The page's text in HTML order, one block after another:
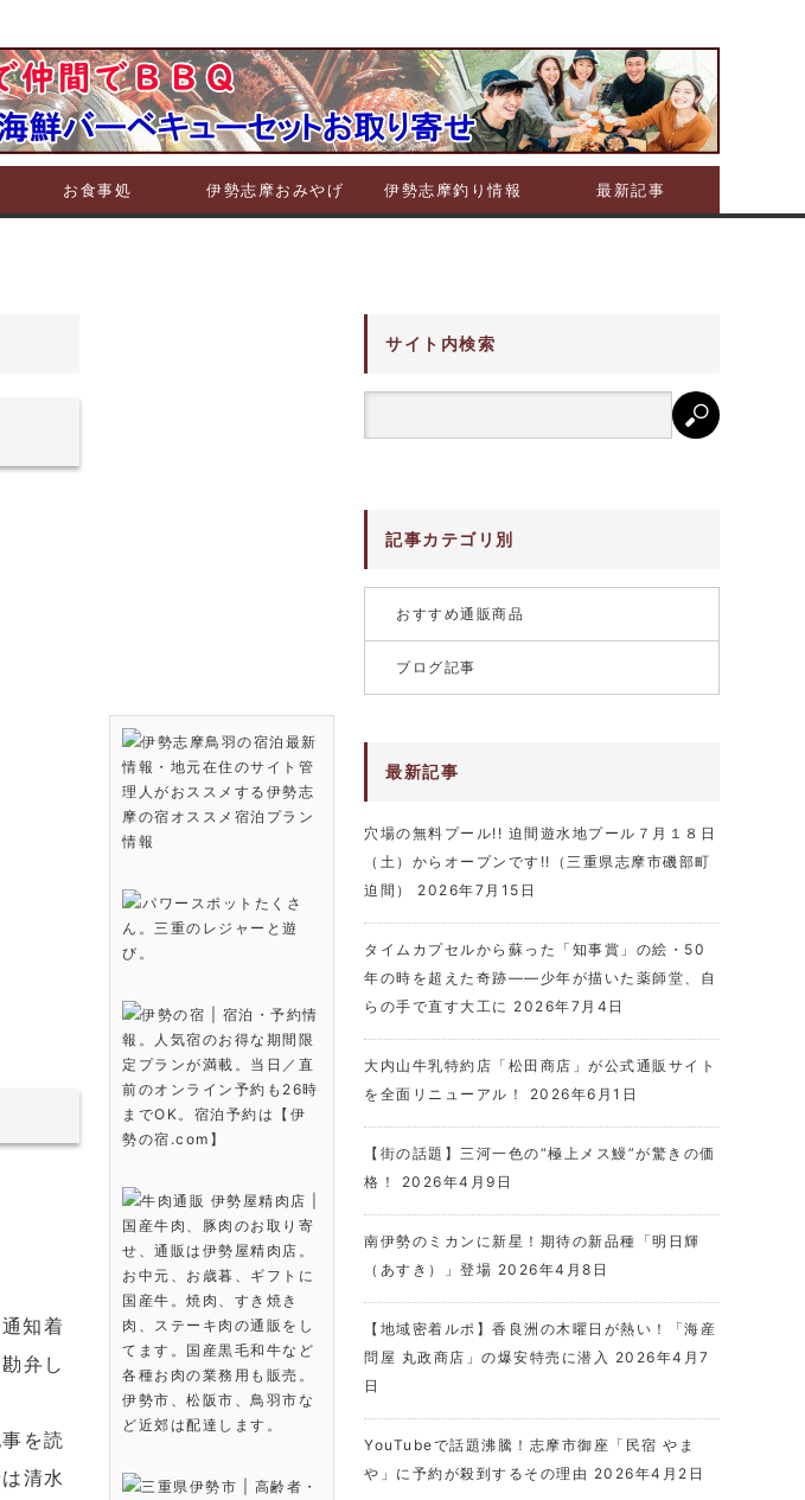
お食事処 伊勢志摩おみやげ 伊勢志摩釣り情報 最新記事
知着
弁し
を読
清水
伊勢志摩鳥羽の宿泊最新
情報・地元在住のサイト管
理人がおススメする伊勢志
摩の宿オススメ宿泊プラン
情報
パワースポットたくさ
ん。三重のレジャーと遊
び。
伊勢の宿 | 宿泊・予約情
報。人気宿のお得な期間限
定プランが満載。当日／直
前のオンライン予約も26時
までOK。宿泊予約は【伊
勢の宿.com】
牛肉通販 伊勢屋精肉店 |
国産牛肉、豚肉のお取り寄
せ、通販は伊勢屋精肉店。
お中元、お歳暮、ギフトに
国産牛。焼肉、すき焼き
肉、ステーキ肉の通販をし
てます。国産黒毛和牛など
各種お肉の業務用も販売。
伊勢市、松阪市、鳥羽市な
ど近郊は配達します。
三重県伊勢市 | 高齢者・
サイト内検索
記事カテゴリ別
おすすめ通販商品
ブログ記事
最新記事
穴場の無料プール!! 迫間遊水地プール７月１８日
（土）からオープンです!!（三重県志摩市磯部町
迫間）
2026年7月15日
タイムカプセルから蘇った「知事賞」の絵・50
年の時を超えた奇跡――少年が描いた薬師堂、自
らの手で直す大工に 2026年7月4日
大内山牛乳特約店「松田商店」が公式通販サイト
を全面リニューアル！
2026年6月1日
【街の話題】三河一色の“極上メス鰻”が驚きの価
格！
2026年4月9日
南伊勢のミカンに新星！期待の新品種「明日輝
（あすき）」登場 2026年4月8日
【地域密着ルポ】香良洲の木曜日が熱い！「海産
問屋 丸政商店」の爆安特売に潜入 2026年4月7
日
YouTubeで話題沸騰！志摩市御座「民宿 やま
や」に予約が殺到するその理由 2026年4月2日